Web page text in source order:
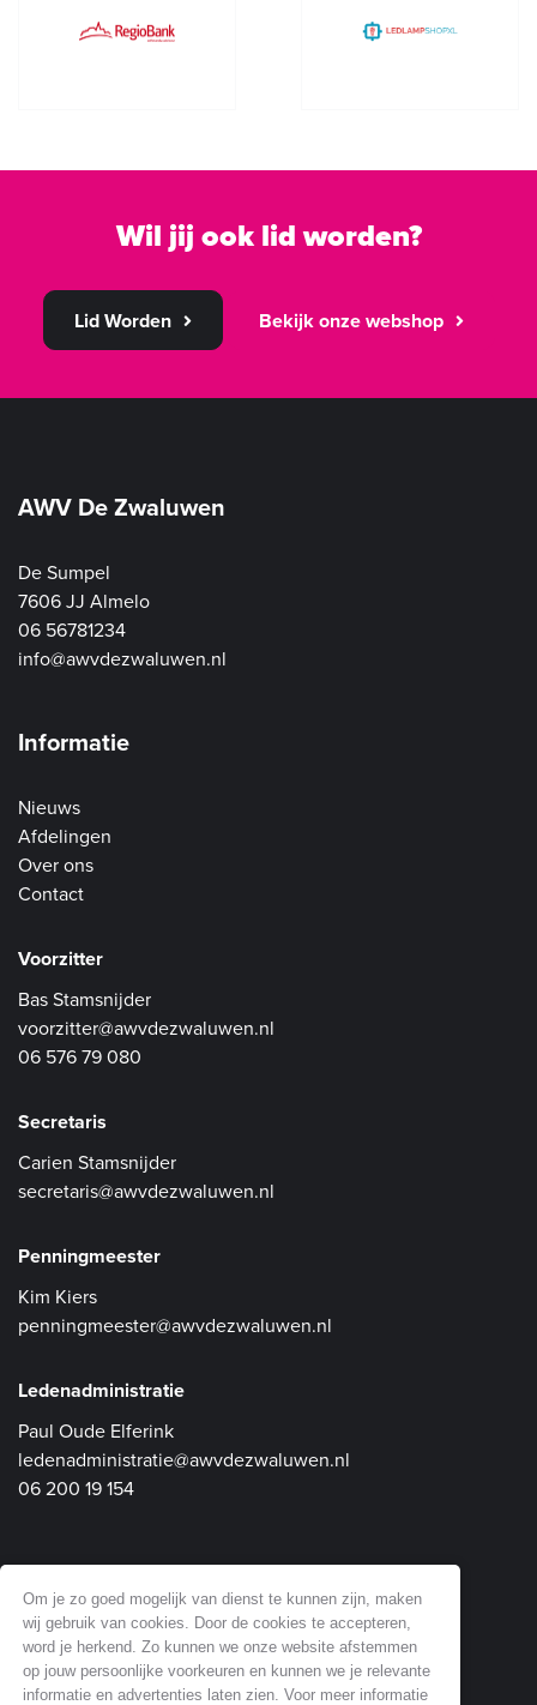
Om je zo goed mogelijk van dienst te kunnen zijn, maken
wij gebruik van cookies. Door de cookies te accepteren,
word je herkend. Zo kunnen we onze website afstemmen
op jouw persoonlijke voorkeuren en kunnen we je relevante
informatie en advertenties laten zien. Voor meer informatie
Wil jij ook lid worden?
Lid Worden Bekijk onze webshop
AWV De Zwaluwen
De Sumpel
7606 JJ Almelo
06 56781234
info@awvdezwaluwen.nl
Informatie
Nieuws
Afdelingen
Over ons
Contact
Voorzitter
Bas Stamsnijder
voorzitter@awvdezwaluwen.nl
06 576 79 080
Secretaris
Carien Stamsnijder
secretaris@awvdezwaluwen.nl
Penningmeester
Kim Kiers
penningmeester@awvdezwaluwen.nl
Ledenadministratie
Paul Oude Elferink
ledenadministratie@awvdezwaluwen.nl
06 200 19 154
Communicatie en Website
Dick Soepenberg
website@awvdezwaluwen.nl
06 518 61 353